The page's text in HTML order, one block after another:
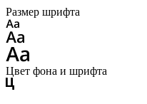
Размер шрифта
Цвет фона и шрифта